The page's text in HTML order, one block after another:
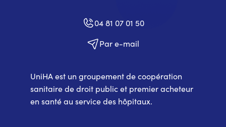
04 81 07 01 50
Par e-mail
UniHA est un groupement de coopération
sanitaire de droit public et premier acheteur
en santé au service des hôpitaux.